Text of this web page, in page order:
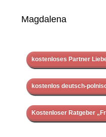
Magdalena
kostenloses Partner
kostenlos deutsch-
Kostenloser Ratgeber